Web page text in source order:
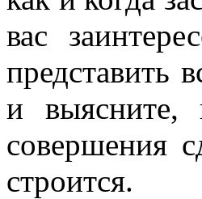
вас
представить
и выясните,
совершения
строится.